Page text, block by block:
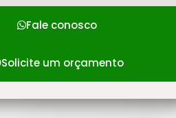
Fale conosco
Solicite um orçamento